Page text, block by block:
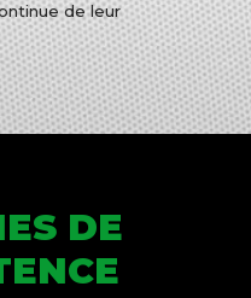
de leur
DE